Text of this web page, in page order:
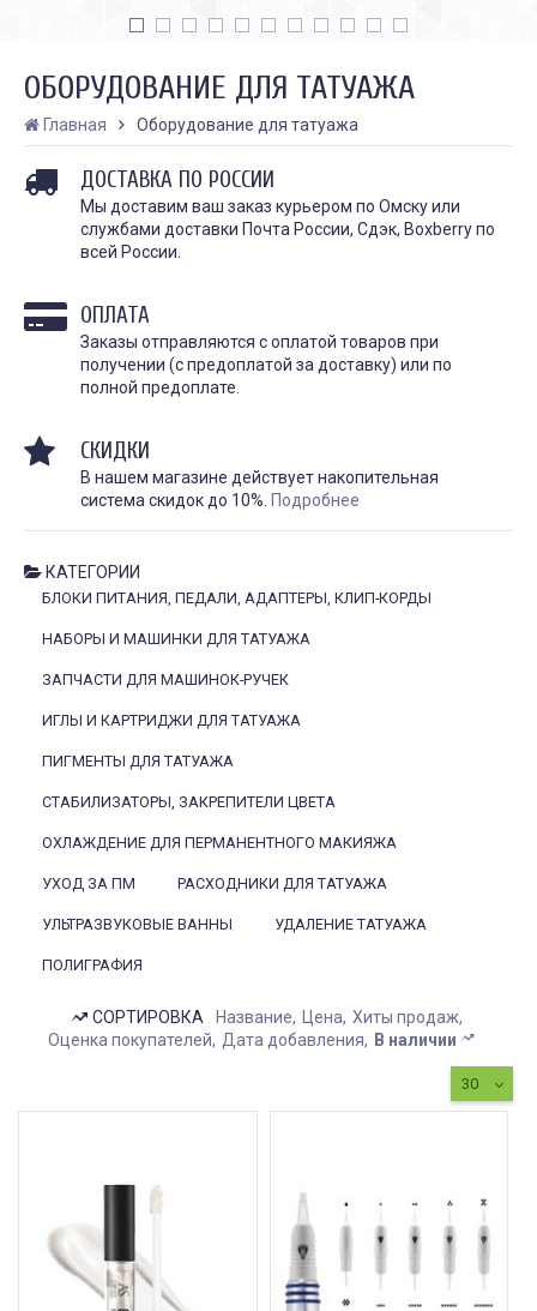
КАК ПРАВИЛЬНО И ДЛЯ ЧЕГО
ДЕЛАТЬ КАРБОНОВЫЙ ПИЛИНГ
Дата:28.02.2024
Карбоновый пилинг – это
предназначенная для
улучшения...
ЧИТАТЬ ДАЛЕЕ →
ИСПОЛЬЗОВАТЬ
ЗАЖИВЛЕНИЯ ТАТУ
Дата:31.01.2024
и...
(трансфера) Transferillo®
сеанса
на 5 больших работ,
держится очень хорошо,
рекомендую.
Анна Л.
ОБОРУДОВАНИЕ ДЛЯ ТАТУАЖА
Главная Оборудование для татуажа
ДОСТАВКА ПО РОССИИ
Мы доставим ваш заказ курьером по Омску или
службами доставки Почта России, Сдэк, Boxberry по
всей России.
ОПЛАТА
Заказы отправляются с оплатой товаров при
получении (с предоплатой за доставку) или по
полной предоплате.
СКИДКИ
В нашем магазине действует накопительная
система скидок до 10%. Подробнее
КАТЕГОРИИ
БЛОКИ ПИТАНИЯ, ПЕДАЛИ, АДАПТЕРЫ, КЛИП-КОРДЫ
НАБОРЫ И МАШИНКИ ДЛЯ ТАТУАЖА
ЗАПЧАСТИ ДЛЯ МАШИНОК-РУЧЕК
ИГЛЫ И КАРТРИДЖИ ДЛЯ ТАТУАЖА
ПИГМЕНТЫ ДЛЯ ТАТУАЖА
СТАБИЛИЗАТОРЫ, ЗАКРЕПИТЕЛИ ЦВЕТА
ОХЛАЖДЕНИЕ ДЛЯ ПЕРМАНЕНТНОГО МАКИЯЖА
УХОД ЗА ПМ РАСХОДНИКИ ДЛЯ ТАТУАЖА
УЛЬТРАЗВУКОВЫЕ ВАННЫ УДАЛЕНИЕ ТАТУАЖА
ПОЛИГРАФИЯ
СОРТИРОВКА Название Цена Хиты продаж
Оценка покупателей
Дата добавления В наличии
30